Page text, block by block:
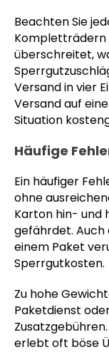
Beachten Sie
Kompletträdern
überschreitet,
Versand in vier
Versand auf
Situation
Häufige
Ein häufiger
ohne
Karton hin- und
gefährdet. Auch
einem Paket
Sperrgutkosten.
Zu hohe
Paketdienst
erlebt oft böse